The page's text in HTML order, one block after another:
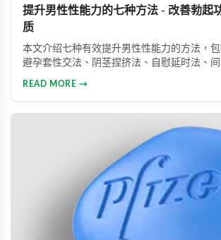
提升男性性能力的七种方法 - 改善勃起
质
本文介绍七种有效提升男性性能力的方法，包
避孕套性交法、阴茎捏挤法、自慰延时法、
READ MORE →